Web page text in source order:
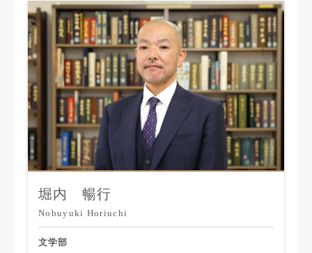
堀内 暢行
Nobuyuki Horiuchi
文学部